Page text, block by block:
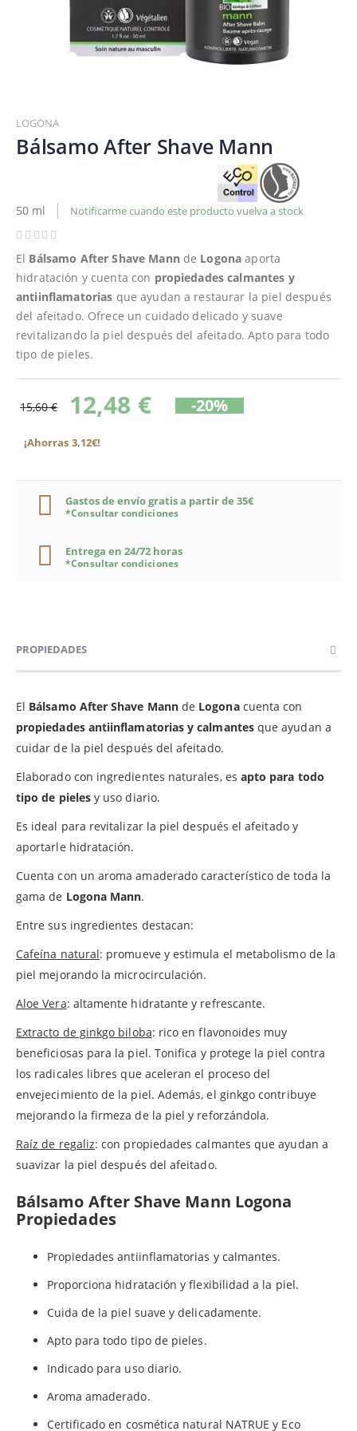
al
comienzo
de
de
imágenes
LOGONA
Bálsamo After Shave Mann
50 ml Notificarme cuando este producto vuelva a stock
El Bálsamo After Shave Mann de Logona aporta
hidratación y cuenta con propiedades calmantes y
antiinflamatorias que ayudan a restaurar la piel después
del afeitado. Ofrece un cuidado delicado y suave
revitalizando la piel después del afeitado. Apto para todo
tipo de pieles.
15,60 € 12,48 € -20%
¡Ahorras 3,12€!
Gastos de envío gratis a partir de 35€
*Consultar condiciones
Entrega en 24/72 horas
*Consultar condiciones
PROPIEDADES
El Bálsamo After Shave Mannde Logonacuenta con
propiedades antiinflamatorias y calmantesque ayudan a
cuidar de la piel después del afeitado.
Elaborado con ingredientes naturales, es apto para todo
tipo de pielesy uso diario.
Es ideal para revitalizar la piel después el afeitado y
aportarle hidratación.
Cuenta con un aroma amaderado característico de toda la
gama de Logona Mann.
Entre sus ingredientes destacan:
Cafeína natural: promueve y estimula el metabolismo de la
piel mejorando la microcirculación.
Aloe Vera: altamente hidratante y refrescante.
Extracto de ginkgo biloba: rico en flavonoides muy
beneficiosas para la piel. Tonifica y protege la piel contra
los radicales libres que aceleran el proceso del
envejecimiento de la piel. Además, el ginkgo contribuye
mejorando la firmeza de la piel y reforzándola.
Raíz de regaliz: con propiedades calmantes que ayudan a
suavizar la piel después del afeitado.
Bálsamo After Shave Mann Logona
Propiedades
Propiedades antiinflamatorias y calmantes.
Proporciona hidratación y flexibilidad a la piel.
Cuida de la piel suave y delicadamente.
Apto para todo tipo de pieles.
Indicado para uso diario.
Aroma amaderado.
Certificado en cosmética natural NATRUE y Eco